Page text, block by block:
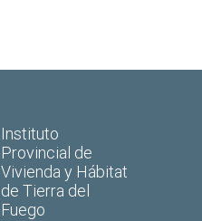
Instituto
Provincial de
Vivienda y Hábitat
de Tierra del
Fuego